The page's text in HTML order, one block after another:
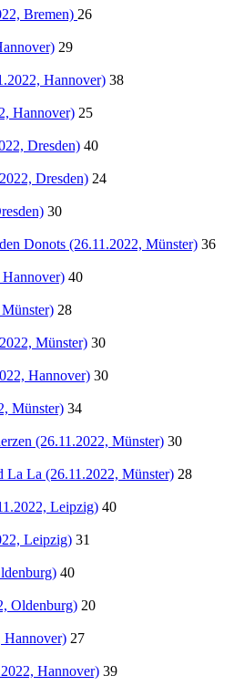
Bremen) 26
29
Hannover) 38
Hannover) 25
Dresden) 40
Dresden) 24
30
Donots (26.11.2022, Münster) 36
40
28
Münster) 30
Hannover) 30
Münster) 34
(26.11.2022, Münster) 30
La La (26.11.2022, Münster) 28
Leipzig) 40
Leipzig) 31
40
Oldenburg) 20
Hannover) 27
Hannover) 39